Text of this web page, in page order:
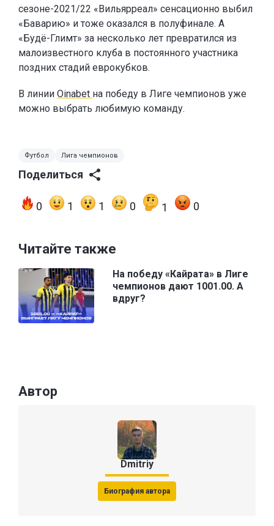
сезоне-2021/22 «Вильярреал» сенсационно выбил
«Баварию» и тоже оказался в полуфинале. А
«Будё-Глимт» за несколько лет превратился из
малоизвестного клуба в постоянного участника
поздних стадий еврокубков.
В линии Oinabet на победу в Лиге чемпионов уже
можно выбрать любимую команду.
Футбол Лига чемпионов
Поделиться
0 1 1 0 1 0
Читайте также
На победу «Кайрата» в Лиге
чемпионов дают 1001.00. А
вдруг?
Автор
Dmitriy
Биография автора